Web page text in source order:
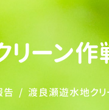
リーン
告 渡良瀬遊水地ク